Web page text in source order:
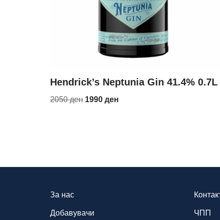
Hendrick’s Neptunia Gin 41.4% 0.7L
2050ден 1990 ден
За нас
Добавувачи ЧПП